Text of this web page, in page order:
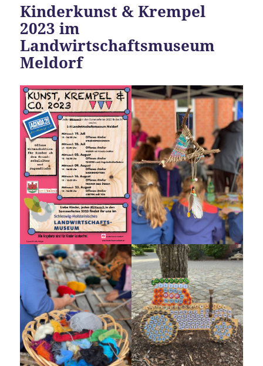
Kinderkunst & Krempel
2023 im
Landwirtschaftsmuseum
Meldorf